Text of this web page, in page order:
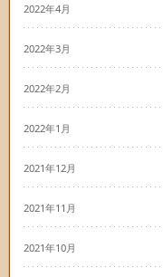
2022年4月
2022年3月
2022年2月
2022年1月
2021年12月
2021年11月
2021年10月